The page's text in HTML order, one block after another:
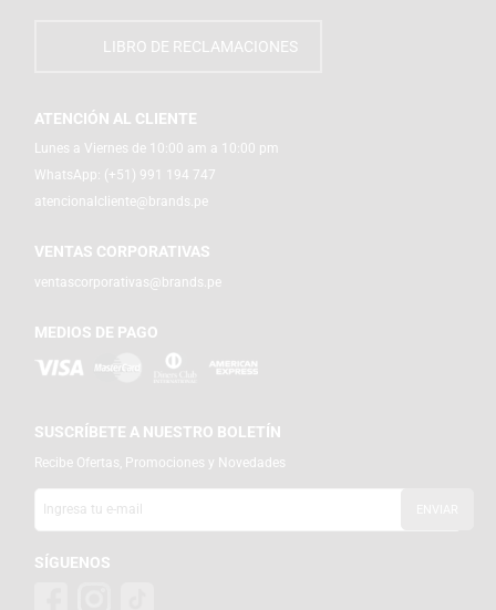
LIBRO DE RECLAMACIONES
ATENCIÓN AL CLIENTE
Lunes a Viernes de 10:00 am a 10:00 pm
WhatsApp: (+51) 991 194 747
atencionalcliente@brands.pe
VENTAS CORPORATIVAS
ventascorporativas@brands.pe
MEDIOS DE PAGO
SUSCRÍBETE A NUESTRO BOLETÍN
Recibe Ofertas, Promociones y Novedades
SÍGUENOS